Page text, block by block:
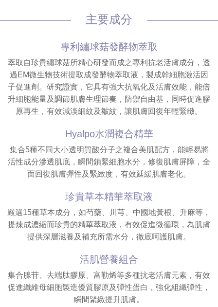
主要成分
專利繡球菇發酵物萃取
萃取自珍貴繡球菇所精心研發而成之專利抗老活膚成分，透
過EM微生物技術提取成發酵物萃取液，製成幹細胞激活因
子促進劑。研究證實，它具有強大抗氧化及活膚效能，能倍
升細胞能量及調節肌膚生理節奏，防禦自由基，同時促進膠
原再生，有效減淡細紋及皺紋，讓肌膚回復年輕緊緻。
Hyalpo水潤複合精華
集合5種不同大小透明質酸分子之複合美肌配方，能輕易將
活性成分滲透肌底，瞬間鎖緊細胞水分，修復肌膚屏障，全
面回復肌膚彈性及緊緻度，有效延緩肌膚老化。
珍貴草本精華萃取液
嚴選15種草本成分，如芍藥、川芎、中國地黃根、升麻等，
提煉成濃縮而珍貴的精華萃取液，有效促進微循環，為肌膚
提供深層滋養及補充所需水分，徹底呵護肌膚。
活肌營養組合
集合腺苷、去端肽膠原、富勒烯等多種抗老活膚元素，有效
促進纖維母細胞製造優質膠原及彈性蛋白，強化組織彈性，
瞬間緊緻提升肌膚。